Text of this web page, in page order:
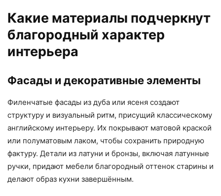
Какие материалы подчеркнут
благородный характер
интерьера
Фасады и декоративные элементы
Филенчатые фасады из дуба или ясеня создают
структуру и визуальный ритм, присущий классическому
английскому интерьеру. Их покрывают матовой краской
или полуматовым лаком, чтобы сохранить природную
фактуру. Детали из латуни и бронзы, включая латунные
ручки, придают мебели благородный оттенок старины и
делают образ кухни завершённым.